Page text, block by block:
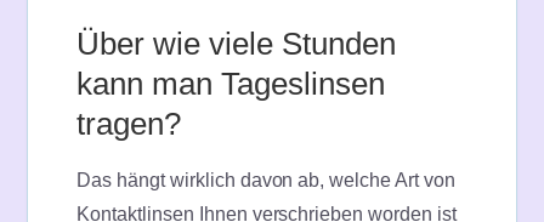
Über wie viele Stunden
kann man Tageslinsen
tragen?
Das hängt wirklich davon ab, welche Art von
Kontaktlinsen Ihnen verschrieben worden ist